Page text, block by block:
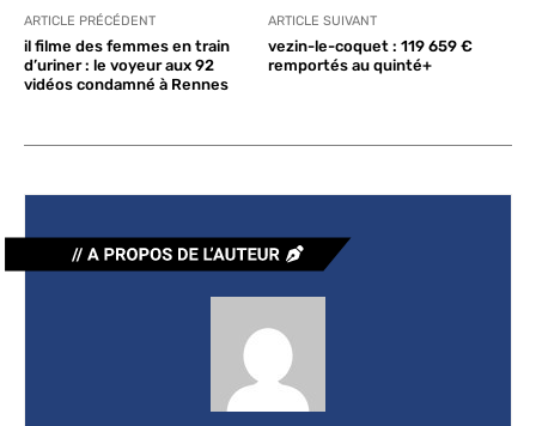
ARTICLE PRÉCÉDENT
il filme des femmes en train
d’uriner : le voyeur aux 92
vidéos condamné à Rennes
ARTICLE SUIVANT
vezin-le-coquet : 119 659 €
remportés au quinté+